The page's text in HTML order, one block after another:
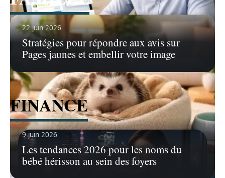
22 juin 2026
Stratégies pour répondre aux avis sur
Pages jaunes et embellir votre image
9 juin 2026
Les tendances 2026 pour les noms du
bébé hérisson au sein des foyers
Voir tous les articles
FINANCE